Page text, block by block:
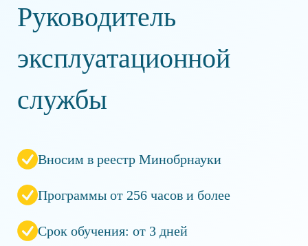
Руководитель
эксплуатационной
службы
Вносим в реестр Минобрнауки
Программы от 256 часов и более
Срок обучения: от 3 дней